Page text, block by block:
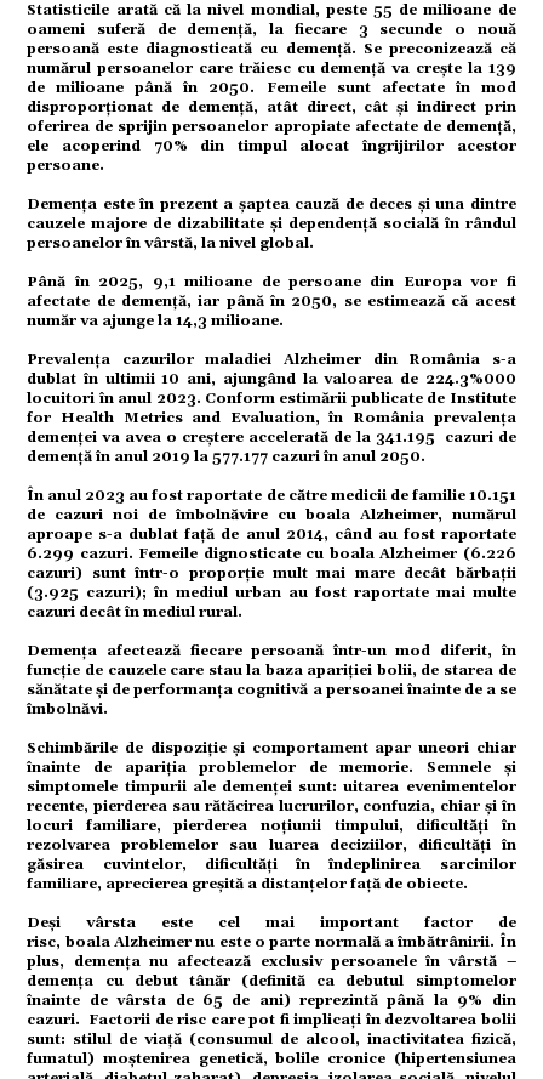
Statisticile arată că la nivel mondial, peste 55 de milioane de
oameni suferă de demență, la fiecare 3 secunde o nouă
persoană este diagnosticată cu demență. Se preconizează că
numărul persoanelor care trăiesc cu demență va crește la 139
de milioane până în 2050. Femeile sunt afectate în mod
disproporționat de demență, atât direct, cât și indirect prin
oferirea de sprijin persoanelor apropiate afectate de demență,
ele acoperind 70% din timpul alocat îngrijirilor acestor
persoane.
Demența este în prezent a șaptea cauză de deces și una dintre
cauzele majore de dizabilitate și dependență socială în rândul
persoanelor în vârstă, la nivel global.
Până în 2025, 9,1 milioane de persoane din Europa vor fi
afectate de demență, iar până în 2050, se estimează că acest
număr va ajunge la 14,3 milioane.
Prevalența cazurilor maladiei Alzheimer din România s-a
dublat în ultimii 10 ani, ajungând la valoarea de 224.3%000
locuitori în anul 2023. Conform estimării publicate de Institute
for Health Metrics and Evaluation, în România prevalența
demenței va avea o creștere accelerată de la 341.195 cazuri de
demență în anul 2019 la 577.177 cazuri în anul 2050.
În anul 2023 au fost raportate de către medicii de familie 10.151
de cazuri noi de îmbolnăvire cu boala Alzheimer, numărul
aproape s-a dublat față de anul 2014, când au fost raportate
6.299 cazuri. Femeile dignosticate cu boala Alzheimer (6.226
cazuri) sunt într-o proporție mult mai mare decât bărbații
(3.925 cazuri); în mediul urban au fost raportate mai multe
cazuri decât în mediul rural.
Demența afectează fiecare persoană într-un mod diferit, în
funcție de cauzele care stau la baza apariției bolii, de starea de
sănătate și de performanța cognitivă a persoanei înainte de a se
îmbolnăvi.
Schimbările de dispoziție și comportament apar uneori chiar
înainte de apariția problemelor de memorie. Semnele și
simptomele timpurii ale demenței sunt: uitarea evenimentelor
recente, pierderea sau rătăcirea lucrurilor, confuzia, chiar și în
locuri familiare, pierderea noțiunii timpului, dificultăți în
rezolvarea problemelor sau luarea deciziilor, dificultăţi în
găsirea cuvintelor, dificultăți în îndeplinirea sarcinilor
familiare, aprecierea greșită a distanțelor față de obiecte.
Deși vârsta este cel mai important factor de
risc, boala Alzheimer nu este o parte normală a îmbătrânirii. În
plus, demența nu afectează exclusiv persoanele în vârstă –
demența cu debut tânăr (definită ca debutul simptomelor
înainte de vârsta de 65 de ani) reprezintă până la 9% din
cazuri. Factorii de risc care pot fi implicați în dezvoltarea bolii
sunt: stilul de viață (consumul de alcool, inactivitatea fizică,
fumatul) moștenirea genetică, bolile cronice (hipertensiunea